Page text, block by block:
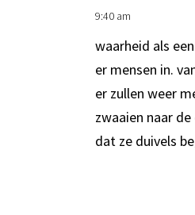
9:40 am
waarheid als
er mensen in.
er zullen weer
zwaaien naar
dat ze duivels